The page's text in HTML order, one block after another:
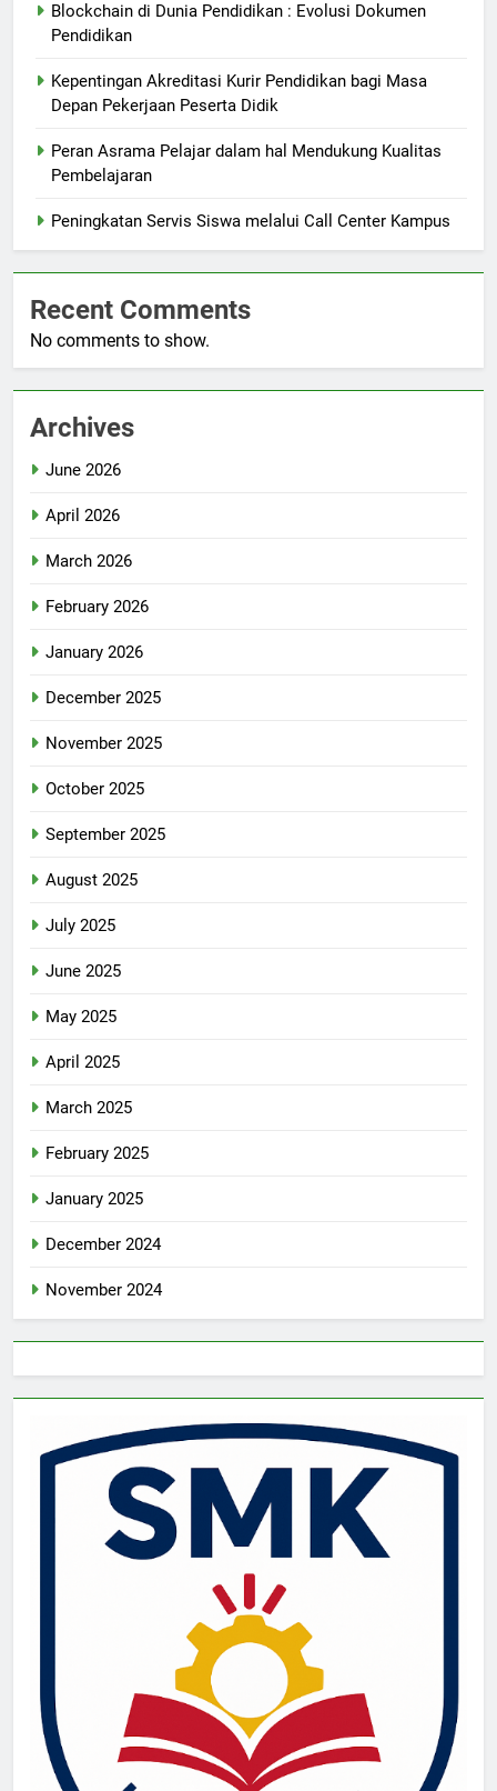
Blockchain di Dunia Pendidikan : Evolusi Dokumen
Pendidikan
Kepentingan Akreditasi Kurir Pendidikan bagi Masa
Depan Pekerjaan Peserta Didik
Peran Asrama Pelajar dalam hal Mendukung Kualitas
Pembelajaran
Peningkatan Servis Siswa melalui Call Center Kampus
Recent Comments
No comments to show.
Archives
June 2026
April 2026
March 2026
February 2026
January 2026
December 2025
November 2025
October 2025
September 2025
August 2025
July 2025
June 2025
May 2025
April 2025
March 2025
February 2025
January 2025
December 2024
November 2024